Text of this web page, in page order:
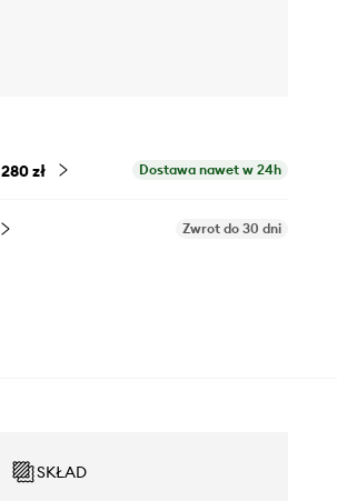
280 zł Dostawa nawet w 24h
Zwrot do 30 dni
SKŁAD